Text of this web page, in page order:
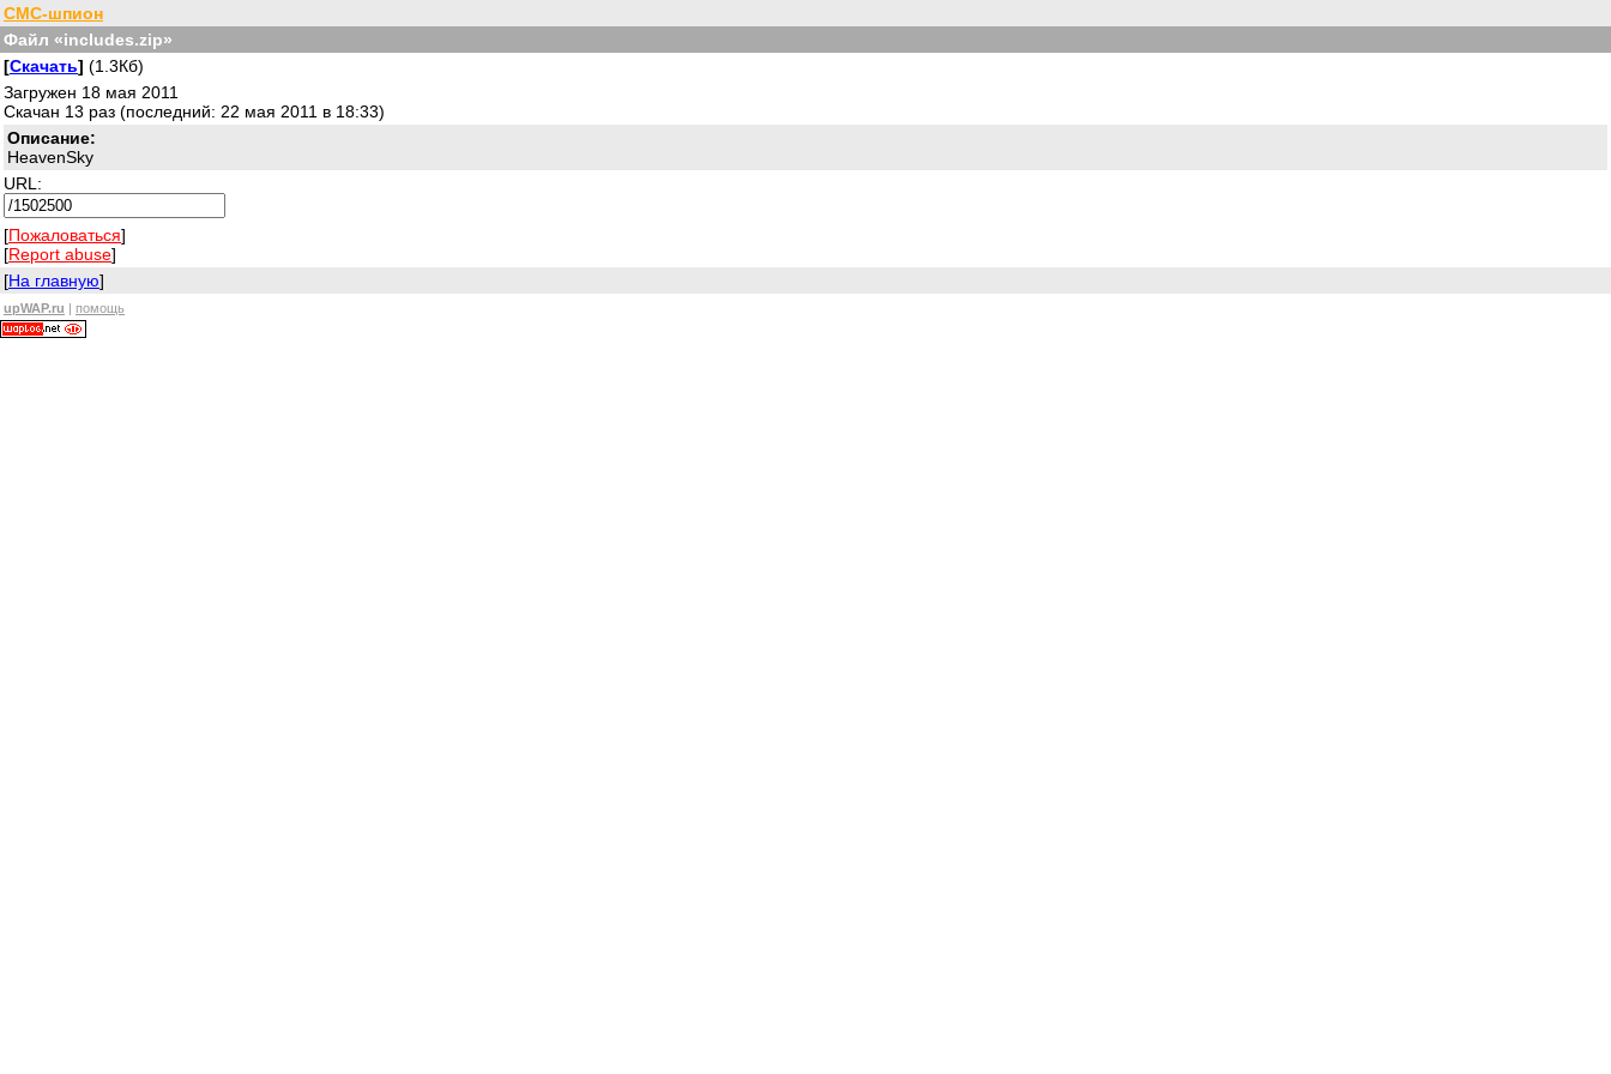
СМС-шпион
Файл «includes.zip»
[Скачать] (1.3Кб)
Загружен 18 мая 2011
Скачан 13 раз (последний: 22 мая 2011 в 18:33)
Описание:
HeavenSky
URL:
[Пожаловаться]
[Report abuse]
[На главную]
upWAP.ru | помощь